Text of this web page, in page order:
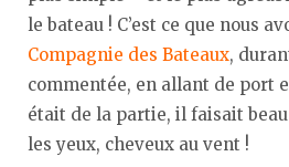
le bateau ! C’est ce que nous
Compagnie des Bateaux,
commentée, en allant de port
était de la partie, il faisait
les yeux, cheveux au vent !